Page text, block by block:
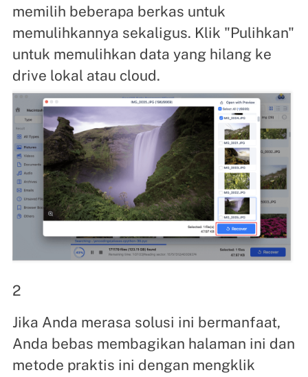
memilih beberapa berkas untuk
memulihkannya sekaligus. Klik "Pulihkan"
untuk memulihkan data yang hilang ke
drive lokal atau cloud.
2
Jika Anda merasa solusi ini bermanfaat,
Anda bebas membagikan halaman ini dan
metode praktis ini dengan mengklik